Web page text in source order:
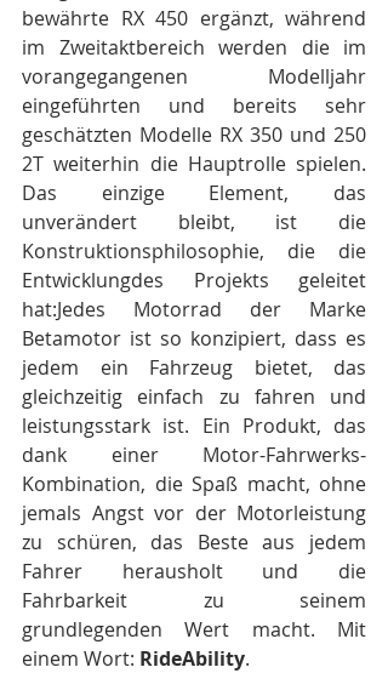
bewährte RX 450 ergänzt, während
im Zweitaktbereich werden die im
vorangegangenen Modelljahr
eingeführten und bereits sehr
geschätzten Modelle RX 350 und 250
2T weiterhin die Hauptrolle spielen.
Das einzige Element, das
unverändert bleibt, ist die
Konstruktionsphilosophie, die die
Entwicklungdes Projekts geleitet
hat:Jedes Motorrad der Marke
Betamotor ist so konzipiert, dass es
jedem ein Fahrzeug bietet, das
gleichzeitig einfach zu fahren und
leistungsstark ist. Ein Produkt, das
dank einer Motor-Fahrwerks-
Kombination, die Spaß macht, ohne
jemals Angst vor der Motorleistung
zu schüren, das Beste aus jedem
Fahrer herausholt und die
Fahrbarkeit zu seinem
grundlegenden Wert macht. Mit
einem Wort: RideAbility.